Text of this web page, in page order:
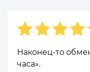
Наконец-то
часа».